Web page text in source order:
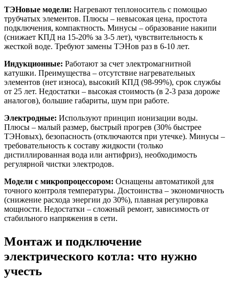
ТЭНовые модели: Нагревают теплоноситель с помощью
трубчатых элементов. Плюсы – невысокая цена, простота
подключения, компактность. Минусы – образование накипи
(снижает КПД на 15-20% за 3-5 лет), чувствительность к
жесткой воде. Требуют замены ТЭНов раз в 6-10 лет.
Индукционные: Работают за счет электромагнитной
катушки. Преимущества – отсутствие нагревательных
элементов (нет износа), высокий КПД (98-99%), срок службы
от 25 лет. Недостатки – высокая стоимость (в 2-3 раза дороже
аналогов), большие габариты, шум при работе.
Электродные: Используют принцип ионизации воды.
Плюсы – малый размер, быстрый прогрев (30% быстрее
ТЭНовых), безопасность (отключаются при утечке). Минусы –
требовательность к составу жидкости (только
дистиллированная вода или антифриз), необходимость
регулярной чистки электродов.
Модели с микропроцессором: Оснащены автоматикой для
точного контроля температуры. Достоинства – экономичность
(снижение расхода энергии до 30%), плавная регулировка
мощности. Недостатки – сложный ремонт, зависимость от
стабильного напряжения в сети.
Монтаж и подключение
электрического котла: что нужно
учесть